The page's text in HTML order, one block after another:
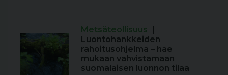
Metsäteollisuus
Luontohankkeiden
rahoitusohjelma – hae
mukaan vahvistamaan
suomalaisen luonnon tilaa